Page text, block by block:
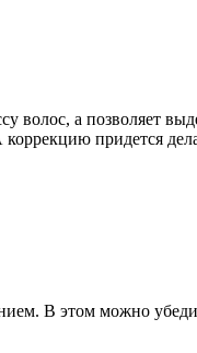
волос, а позволяет
коррекцию придется
В этом можно